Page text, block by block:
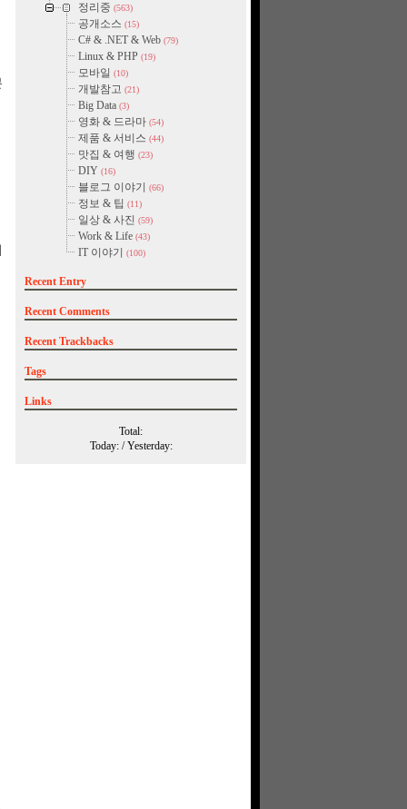
정리중 (563)
공개소스 (15)
C# & .NET & Web (79)
Linux & PHP (19)
모바일 (10)
개발참고 (21)
Big Data (3)
영화 & 드라마 (54)
제품 & 서비스 (44)
맛집 & 여행 (23)
DIY (16)
블로그 이야기 (66)
정보 & 팁 (11)
일상 & 사진 (59)
Work & Life (43)
IT 이야기 (100)
Recent Entry
Recent Comments
Recent Trackbacks
Tags
Links
Total:
Today:/ Yesterday: